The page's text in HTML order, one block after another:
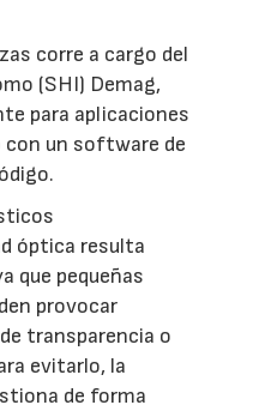
corre a cargo del
(SHI) Demag,
para aplicaciones
con un software de
óptica resulta
que pequeñas
provocar
transparencia o
evitarlo, la
de forma